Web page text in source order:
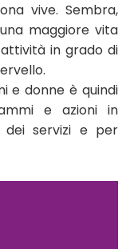
vive. Sembra,
maggiore vita
in grado di
e donne è quindi
e azioni in
dei servizi e per